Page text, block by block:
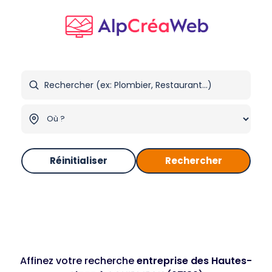
Réinitialiser Rechercher
Affinez votre rechercheentreprise des Hautes-